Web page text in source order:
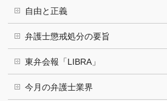
自由と正義
弁護士懲戒処分の要旨
東弁会報「LIBRA」
今月の弁護士業界